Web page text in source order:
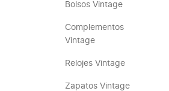
Bolsos Vintage
Complementos
Vintage
Relojes Vintage
Zapatos Vintage